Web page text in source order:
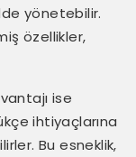
yönetebilir.
özellikler,
ise
ihtiyaçlarına
Bu esneklik,